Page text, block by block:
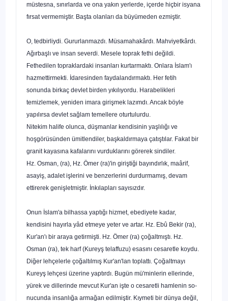
müstesna, sınırlarda ve ona yakın yerlerde, içerde hiçbir isyana
fırsat vermemiştir. Başta olanları da büyümeden ezmiştir.
O, tedbirliydi. Gururlanmazdı. Müsamahakârdı. Mahviyetkârdı.
Ağırbaşlı ve insan severdi. Mesele toprak fethi değildi.
Fethedilen topraklardaki insanları kurtarmaktı. Onlara İslam'ı
hazmettirmekti. İdaresinden faydalandırmaktı. Her fetih
sonunda birkaç devlet birden yıkılıyordu. Harabelikleri
temizlemek, yeniden imara girişmek lazımdı. Ancak böyle
yapılırsa devlet sağlam temellere oturtulurdu.
Nitekim halife olunca, düşmanlar kendisinin yaşlılığı ve
hoşgörüsünden ümitlendiler, başkaldırmaya çatıştılar. Fakat bir
granit kayasına kafalarını vurduklarını görerek sindiler.
Hz. Osman, (ra), Hz. Ömer (ra)'in giriştiği bayındırlık, maâ­rif,
asayiş, adalet işlerini ve benzerlerini durdurmamış, devam
ettirerek genişletmiştir. İnkılapları sayısızdır.
Onun İslam'a bilhassa yaptığı hizmet, ebediyete kadar,
kendisini hayırla yâd etmeye yeter ve artar. Hz. Ebû Bekir (ra),
Kur'an'ı bir araya getirmişti. Hz. Ömer (ra) çoğaltmıştı. Hz.
Osman (ra), tek harf (Kureyş telaffuzu) esasını cesaretle koy­du.
Diğer lehçelerle çoğaltılmış Kur'an'lan toplattı. Çoğaltmayı
Kureyş lehçesi üzerine yaptırdı. Bugün mü'minlerin ellerinde,
yürek ve dillerinde mevcut Kur'an işte o cesaretli hamlenin so­
nucunda insanlığa armağan edilmiştir. Kıymeti bir dünya değil,